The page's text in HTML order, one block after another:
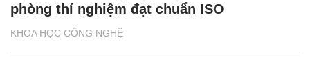
KHOA HỌC CÔNG NGHỆ
phòng thí nghiệm đạt chuẩn ISO